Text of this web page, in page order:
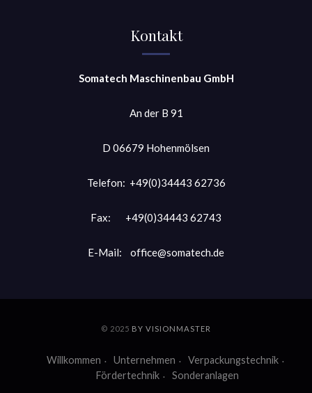
Kontakt
Somatech Maschinenbau GmbH
An der B 91
D 06679 Hohenmölsen
Telefon: +49(0)34443 62736
Fax: +49(0)34443 62743
E-Mail: office@somatech.de
Willkommen Unternehmen
Verpackungstechnik
Fördertechnik
Sonderanlagen
© 2025 BY VISIONMASTER